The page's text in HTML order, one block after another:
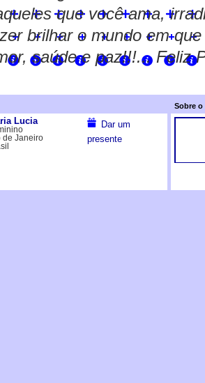
que você ama,
brilhar o mundo em
saúde e paz!!!... Feliz
Lucia
de Janeiro
Dar um
presente
Sobre